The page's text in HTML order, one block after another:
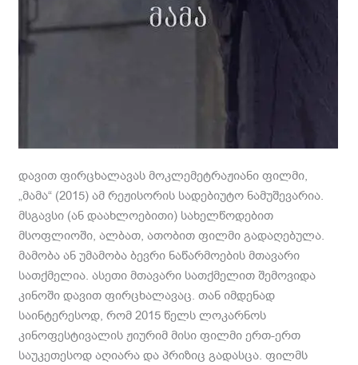
დავით ფირცხალავას მოკლემეტრაჟიანი ფილმი,
„მამა“ (2015) ამ რეჟისორის სადებიუტო ნამუშევარია.
მსგავსი (ან დაახლოებითი) სახელწოდებით
მსოფლიოში, ალბათ, ათობით ფილმი გადაღებულა.
მამობა ან უმამობა ბევრი ნაწარმოების მთავარი
სათქმელია. ასეთი მთავარი სათქმელით შემოვიდა
კინოში დავით ფირცხალავაც. თან იმდენად
საინტერესოდ, რომ 2015 წელს ლოკარნოს
კინოფესტივალის ჟიურიმ მისი ფილმი ერთ-ერთ
საუკეთესოდ აღიარა და პრიზიც გადასცა. ფილმს